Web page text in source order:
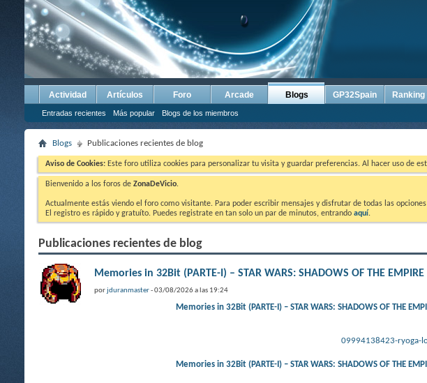
Actividad Artículos Foro Arcade Blogs
Entradas recientes Más popular Blogs de los miembros
GP32Spain
Blogs Publicaciones recientes de blog
Aviso de Cookies: Este foro utiliza cookies para personalizar tu visita y guardar preferencias. Al hacer uso de
Bienvenido a los foros de ZonaDeVicio.
Actualmente estás viendo el foro como visitante. Para poder escribir mensajes y disfrutar de todas las
El registro es rápido y gratuíto. Puedes registrate en tan solo un par de minutos, entrando aquí.
Publicaciones recientes de blog
Memories in 32Bit (PARTE-I) – STAR WARS: SHADOWS OF THE
porjduranmaster- 03/08/2026 a las 19:24
Memories in 32Bit (PARTE-I) – STAR WARS: SHADOWS OF THE
09994138423-ryoga-
Memories in 32Bit (PARTE-I) – STAR WARS: SHADOWS OF THE